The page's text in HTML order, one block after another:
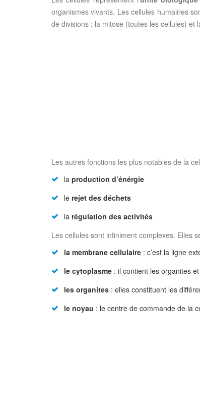
organismes vivants. Les cellules humaines
de divisions : la mitose (toutes les cellules) et
Les autres fonctions les plus notables de la
la production d’énérgie
le rejet des déchets
la régulation des activités
Les cellules sont infiniment complexes. Elles
la membrane cellulaire : c’est la ligne
le cytoplasme : il contient les organites
les organites : elles constituent les
le noyau : le centre de commande de la